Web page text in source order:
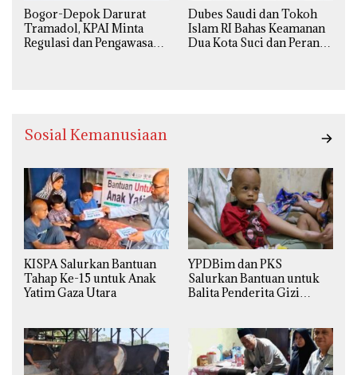
Bogor-Depok Darurat
Tramadol, KPAI Minta
Regulasi dan Pengawasan
Dubes Saudi dan Tokoh
Islam RI Bahas Keamanan
Dua Kota Suci dan Peran
Sosial Kemanusiaan
KISPA Salurkan Bantuan
Tahap Ke-15 untuk Anak
Yatim Gaza Utara
YPDBim dan PKS
Salurkan Bantuan untuk
Balita Penderita Gizi